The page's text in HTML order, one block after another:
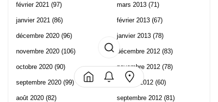
février 2021 (97)
janvier 2021 (86)
décembre 2020 (96)
novembre 2020 (106)
octobre 2020 (90)
septembre 2020 (99)
août 2020 (82)
mars 2013 (71)
février 2013 (67)
janvier 2013 (78)
décembre 2012 (83)
novembre 2012 (78)
octobre 2012 (60)
septembre 2012 (81)